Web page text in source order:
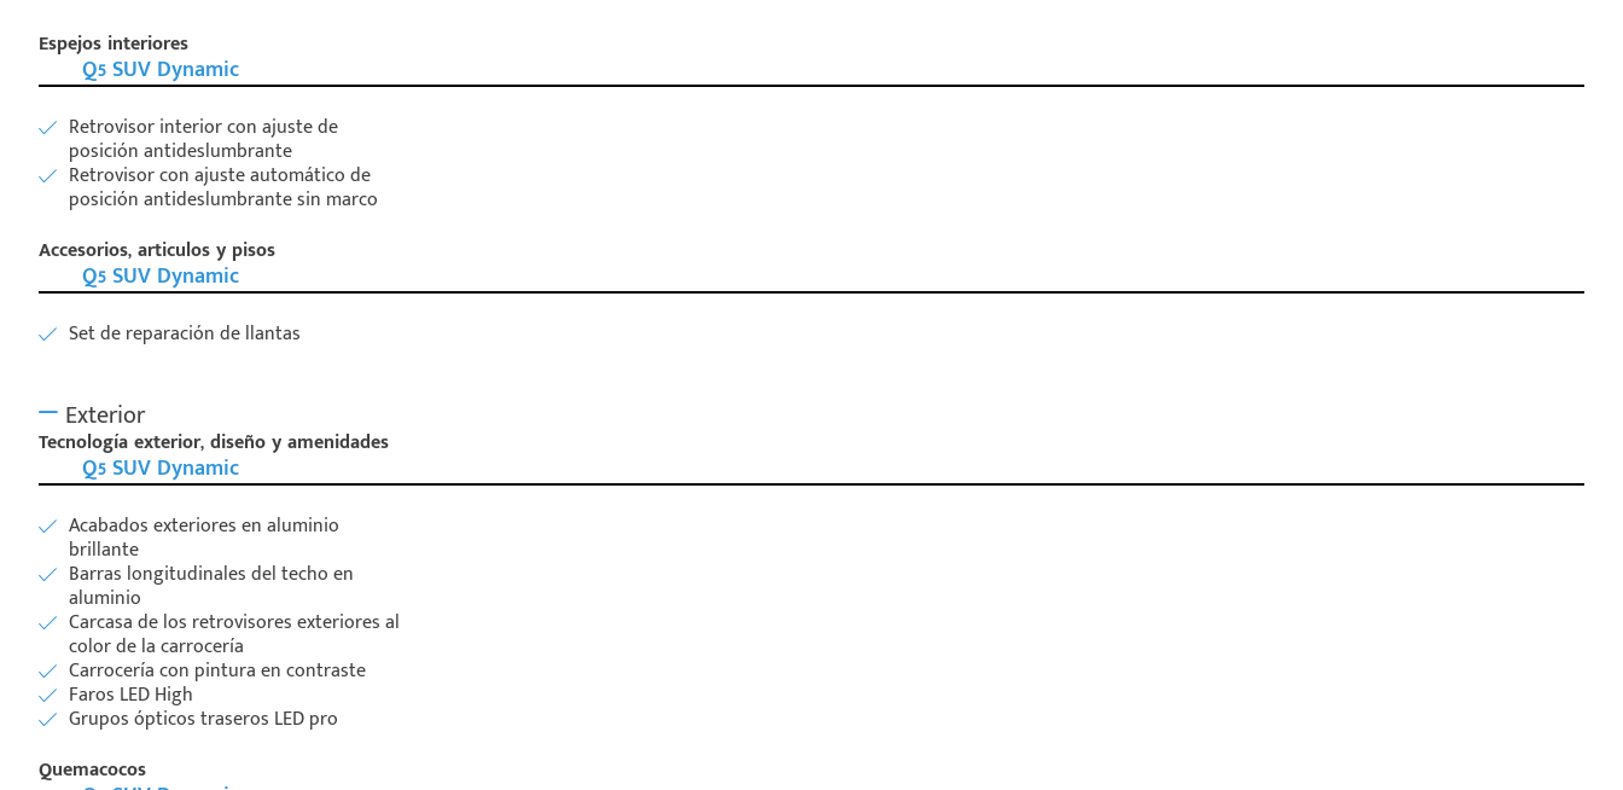
Espejos interiores
Q5 SUV Dynamic
Retrovisor interior con ajuste de
posición antideslumbrante
Retrovisor con ajuste automático de
posición antideslumbrante sin marco
Accesorios, articulos y pisos
Q5 SUV Dynamic
Set de reparación de llantas
Exterior
Tecnología exterior, diseño y amenidades
Q5 SUV Dynamic
Acabados exteriores en aluminio
brillante
Barras longitudinales del techo en
aluminio
Carcasa de los retrovisores exteriores al
color de la carrocería
Carrocería con pintura en contraste
Faros LED High
Grupos ópticos traseros LED pro
Quemacocos